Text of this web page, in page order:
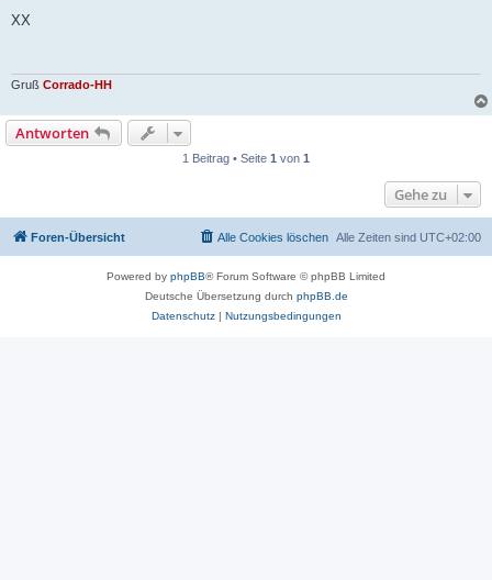
i
XX
Gruß Corrado-HH
Antworten
1 Beitrag • Seite 1 von 1
Gehe zu
Foren-Übersicht Alle Zeiten sind UTC+02:00
Alle Cookies löschen
Powered by phpBB® Forum Software © phpBB Limited
Deutsche Übersetzung durch phpBB.de
Datenschutz| Nutzungsbedingungen